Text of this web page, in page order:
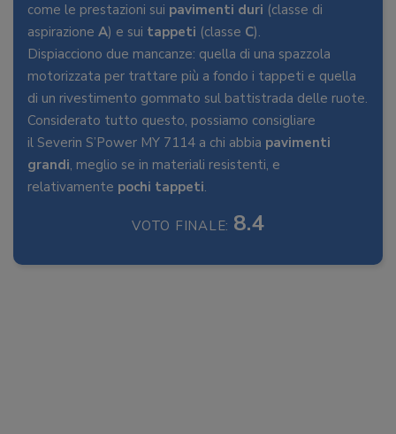
come le prestazioni sui pavimenti duri (classe di
aspirazione A) e sui tappeti (classe C).
Dispiacciono due mancanze: quella di una spazzola
motorizzata per trattare più a fondo i tappeti e quella
di un rivestimento gommato sul battistrada delle ruote.
Considerato tutto questo, possiamo consigliare
il Severin S’Power MY 7114 a chi abbia pavimenti
grandi, meglio se in materiali resistenti, e
relativamente pochi tappeti.
VOTO FINALE: 8.4